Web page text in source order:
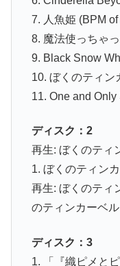
7. 人魚姫 (BPM
8. 魔法使っちゃ
9. Black Snow
10. ぼくのティン
11. One and Only
ディスク：2
再生: ぼくのティ
1. ぼくのティン
再生: ぼくのティ
のティンカーベ
ディスク：3
1. 「『織ピメと